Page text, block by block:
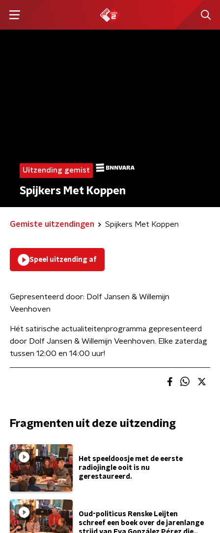
Uitzending gemist
Spijkers Met Koppen
Gemiste uitzendingen Spijkers Met Koppen
Speel uitzending af
Gepresenteerd door: Dolf Jansen & Willemijn
Veenhoven
Hét satirische actualiteitenprogramma gepresenteerd
door Dolf Jansen & Willemijn Veenhoven. Elke zaterdag
tussen 12:00 en 14:00 uur!
Fragmenten uit deze uitzending
Het speeldoosje met de eerste
radiojingle ooit is nu
gerestaureerd.
Oud-politicus Renske Leijten
schreef een boek over de jarenlange